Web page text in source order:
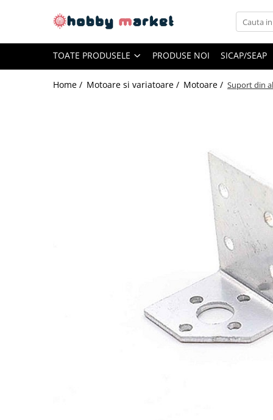
TOATE PRODUSELE PRODUSE NOI SICAP/SEAP
Home / Motoare si variatoare / Motoare / Suport din